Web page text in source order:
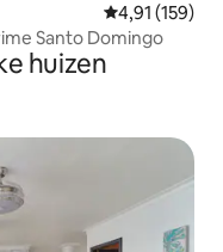
Gemiddelde
4,91 (159)
Santo Domingo
huizen